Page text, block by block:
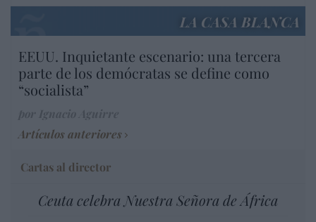
LA CASA BLANCA
EEUU. Inquietante escenario: una tercera
parte de los demócratas se define como
“socialista”
Artículos anteriores
Cartas al director
Ceuta celebra Nuestra Señora de África